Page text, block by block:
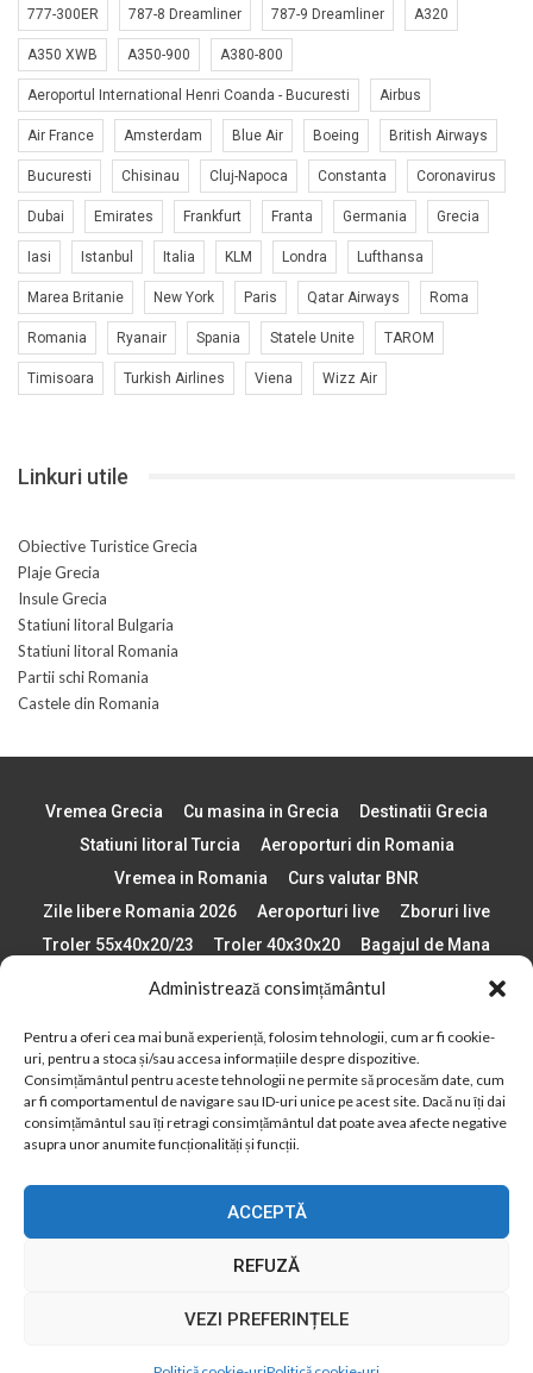
Administrează consimțământul
Pentru a oferi cea mai bună experiență, folosim tehnologii, cum ar fi cookie-
uri, pentru a stoca și/sau accesa informațiile despre dispozitive.
Consimțământul pentru aceste tehnologii ne permite să procesăm date, cum
ar fi comportamentul de navigare sau ID-uri unice pe acest site. Dacă nu îți dai
consimțământul sau îți retragi consimțământul dat poate avea afecte negative
asupra unor anumite funcționalități și funcții.
ACCEPTĂ
REFUZĂ
VEZI PREFERINȚELE
777-300ER 787-8 Dreamliner 787-9 Dreamliner A320
A350 XWB A350-900 A380-800
Aeroportul International Henri Coanda - Bucuresti Airbus
Air France Amsterdam Blue Air Boeing British Airways
Bucuresti Chisinau Cluj-Napoca Constanta Coronavirus
Dubai Emirates Frankfurt Franta Germania Grecia
Iasi Istanbul Italia KLM Londra Lufthansa
Marea Britanie New York Paris Qatar Airways Roma
Romania Ryanair Spania Statele Unite TAROM
Timisoara Turkish Airlines Viena Wizz Air
Linkuri utile
Obiective Turistice Grecia
Plaje Grecia
Insule Grecia
Statiuni litoral Bulgaria
Statiuni litoral Romania
Partii schi Romania
Castele din Romania
Vremea Grecia Cu masina in Grecia
Destinatii Grecia
Statiuni litoral Turcia
Aeroporturi din Romania
Vremea in Romania
Curs valutar BNR
Zile libere Romania 2026
Aeroporturi live
Zboruri live
Troler 55x40x20/23
Troler 40x30x20
Bagajul de Mana
Paste 2026
Cele mai bune telefoane
Plaje din Europa
Concerte Romania 2025
Asigurare de calatorie
Când se schimba ora în 2026
Calendar Formula 1 sezon 2026
Boarding Pass
Despre AirlinesTravel.ro
Politică cookie-uri (UE)
Cookie Policy (AU)
Politică cookie-uri (ZA)
Politică cookie-uri (Canada)
Politică cookie-uri (BR)
2012 - 2025 © Toate drepturile rezervate
specializată în aviație și turism!